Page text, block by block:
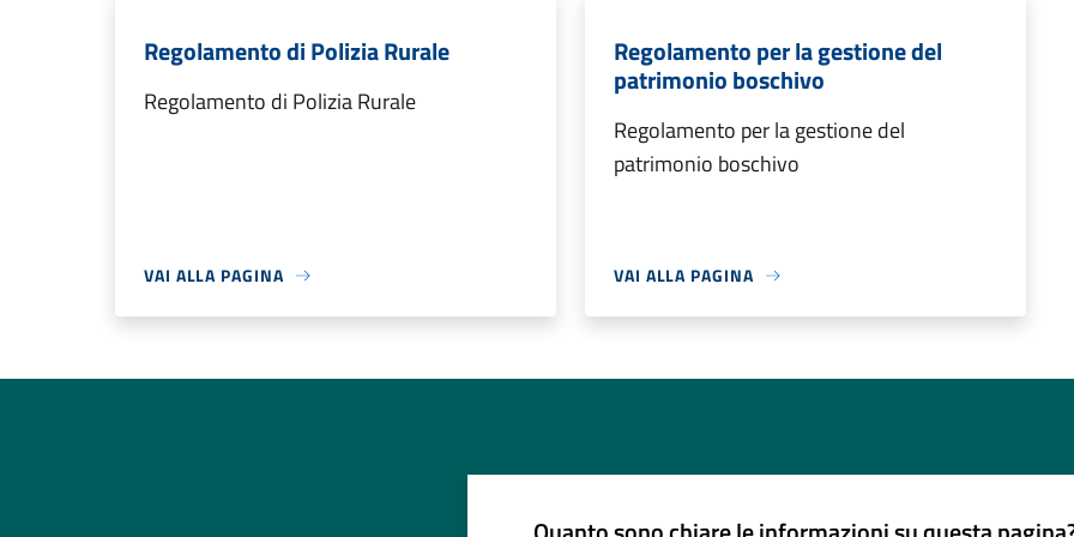
Regolamento di Polizia Rurale
Regolamento di Polizia Rurale
VAI ALLA PAGINA
Regolamento per la gestione del
patrimonio boschivo
Regolamento per la gestione del
patrimonio boschivo
VAI ALLA PAGINA